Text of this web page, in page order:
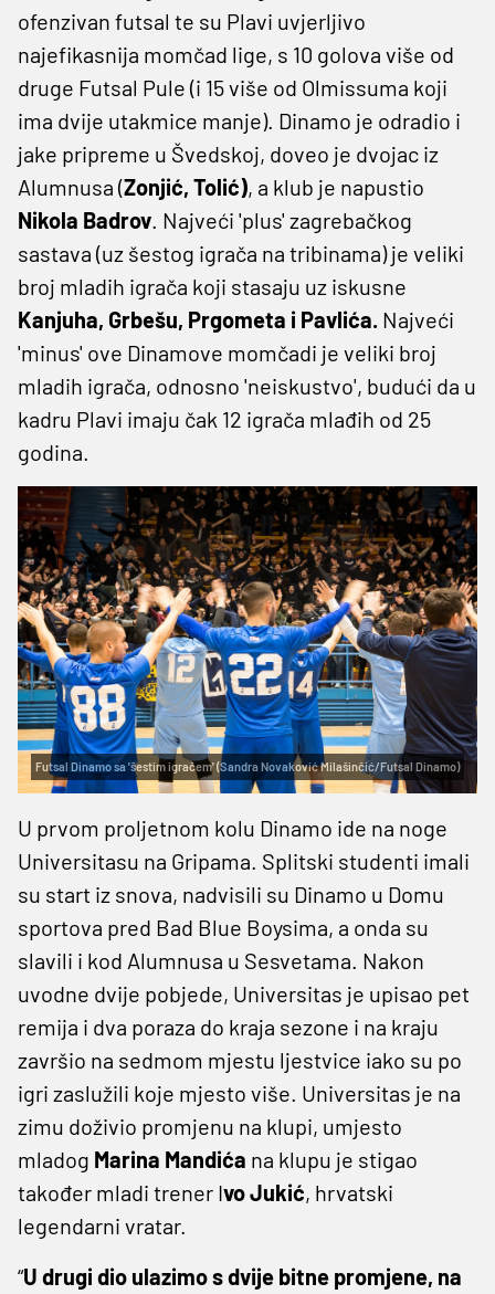
ofenzivan futsal te su Plavi uvjerljivo
najefikasnija momčad lige, s 10 golova više od
druge Futsal Pule (i 15 više od Olmissuma koji
ima dvije utakmice manje). Dinamo je odradio i
jake pripreme u Švedskoj, doveo je dvojac iz
Alumnusa (Zonjić, Tolić), a klub je napustio
Nikola Badrov. Najveći 'plus' zagrebačkog
sastava (uz šestog igrača na tribinama) je veliki
broj mladih igrača koji stasaju uz iskusne
Kanjuha, Grbešu, Prgometa i Pavlića. Najveći
'minus' ove Dinamove momčadi je veliki broj
mladih igrača, odnosno 'neiskustvo', budući da u
kadru Plavi imaju čak 12 igrača mlađih od 25
godina.
Futsal Dinamo sa 'šestim igračem' (Sandra Novaković Milašinčić/Futsal Dinamo)
U prvom proljetnom kolu Dinamo ide na noge
Universitasu na Gripama. Splitski studenti imali
su start iz snova, nadvisili su Dinamo u Domu
sportova pred Bad Blue Boysima, a onda su
slavili i kod Alumnusa u Sesvetama. Nakon
uvodne dvije pobjede, Universitas je upisao pet
remija i dva poraza do kraja sezone i na kraju
završio na sedmom mjestu ljestvice iako su po
igri zaslužili koje mjesto više. Universitas je na
zimu doživio promjenu na klupi, umjesto
mladog Marina Mandića na klupu je stigao
također mladi trener Ivo Jukić, hrvatski
legendarni vratar.
“U drugi dio ulazimo s dvije bitne promjene, na